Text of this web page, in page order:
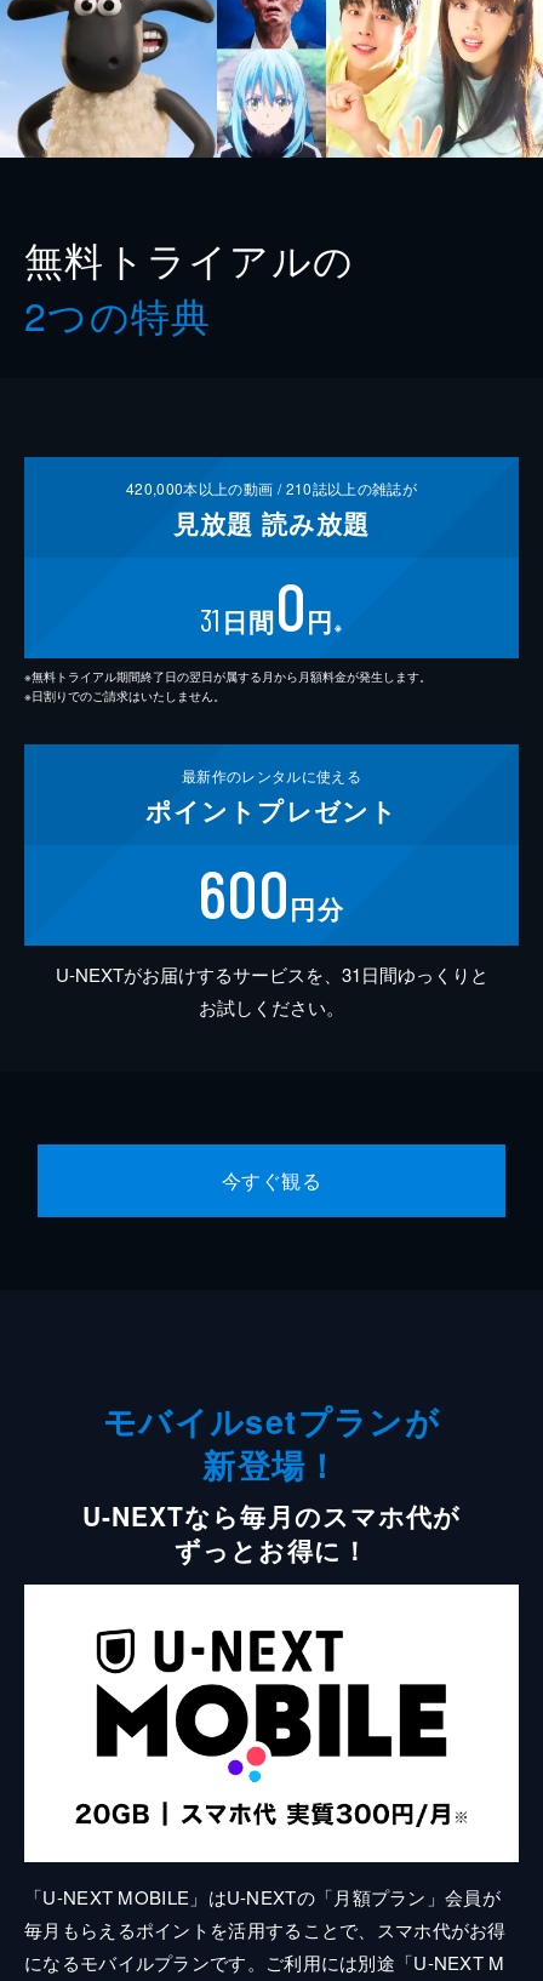
無料トライアルの
2つの特典
420,000本以上の動画 /210誌以上の雑誌が
見放題 読み放題
31 日間0円 ※
※無料トライアル期間終了日の翌日が属する月から月額料金が発生します。
※日割りでのご請求はいたしません。
最新作のレンタルに使える
ポイント プレゼント
600円分
U-NEXTがお届けするサービスを、31日間ゆっくりと
お試しください。
今すぐ観る
モバイルsetプランが
新登場！
U-NEXTなら毎月のスマホ代が
ずっとお得に！
「U-NEXT MOBILE」はU-NEXTの「月額プラン」会員が
毎月もらえるポイントを活用することで、スマホ代がお得
になるモバイルプランです。ご利用には別途「U-NEXT M